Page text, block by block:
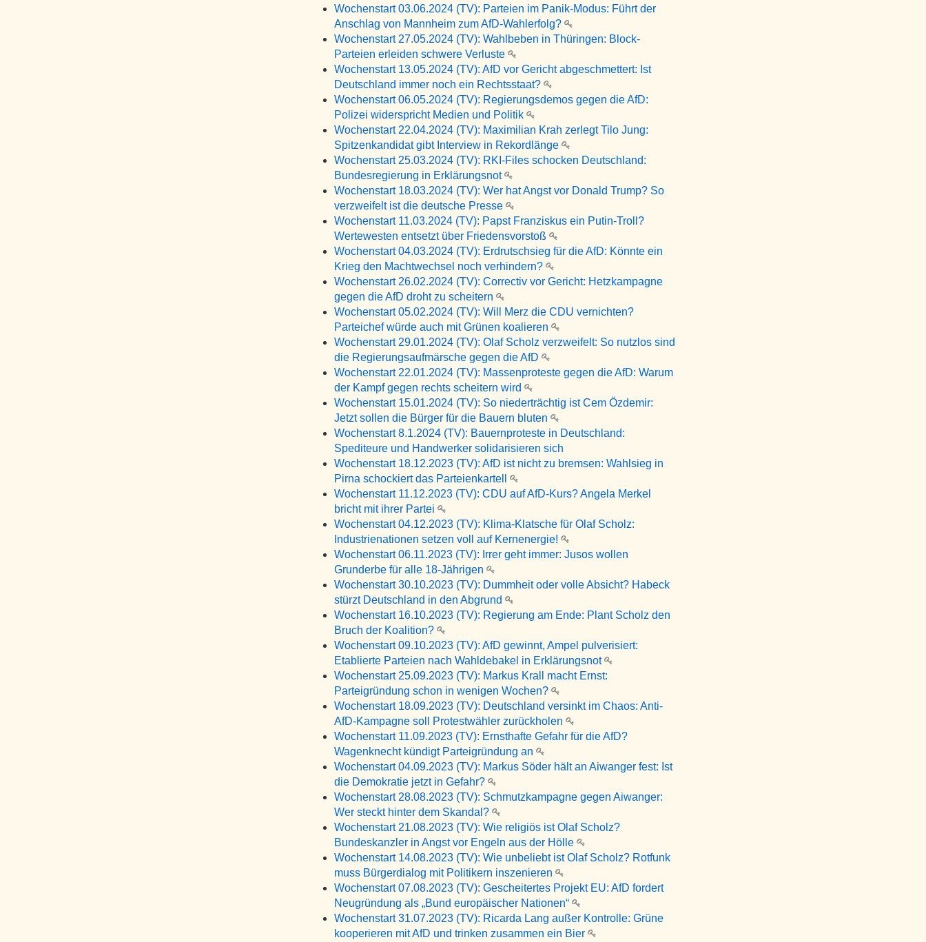
Wochenstart 03.06.2024 (TV): Parteien im Panik-Modus: Führt der
Anschlag von Mannheim zum AfD-Wahlerfolg?
Wochenstart 27.05.2024 (TV): Wahlbeben in Thüringen: Block-
Parteien erleiden schwere Verluste
Wochenstart 13.05.2024 (TV): AfD vor Gericht abgeschmettert: Ist
Deutschland immer noch ein Rechtsstaat?
Wochenstart 06.05.2024 (TV): Regierungsdemos gegen die AfD:
Polizei widerspricht Medien und Politik
Wochenstart 22.04.2024 (TV): Maximilian Krah zerlegt Tilo Jung:
Spitzenkandidat gibt Interview in Rekordlänge
Wochenstart 25.03.2024 (TV): RKI-Files schocken Deutschland:
Bundesregierung in Erklärungsnot
Wochenstart 18.03.2024 (TV): Wer hat Angst vor Donald Trump? So
verzweifelt ist die deutsche Presse
Wochenstart 11.03.2024 (TV): Papst Franziskus ein Putin-Troll?
Wertewesten entsetzt über Friedensvorstoß
Wochenstart 04.03.2024 (TV): Erdrutschsieg für die AfD: Könnte ein
Krieg den Machtwechsel noch verhindern?
Wochenstart 26.02.2024 (TV): Correctiv vor Gericht: Hetzkampagne
gegen die AfD droht zu scheitern
Wochenstart 05.02.2024 (TV): Will Merz die CDU vernichten?
Parteichef würde auch mit Grünen koalieren
Wochenstart 29.01.2024 (TV): Olaf Scholz verzweifelt: So nutzlos sind
die Regierungsaufmärsche gegen die AfD
Wochenstart 22.01.2024 (TV): Massenproteste gegen die AfD: Warum
der Kampf gegen rechts scheitern wird
Wochenstart 15.01.2024 (TV): So niederträchtig ist Cem Özdemir:
Jetzt sollen die Bürger für die Bauern bluten
Wochenstart 8.1.2024 (TV): Bauernproteste in Deutschland:
Spediteure und Handwerker solidarisieren sich
Wochenstart 18.12.2023 (TV): AfD ist nicht zu bremsen: Wahlsieg in
Pirna schockiert das Parteienkartell
Wochenstart 11.12.2023 (TV): CDU auf AfD-Kurs? Angela Merkel
bricht mit ihrer Partei
Wochenstart 04.12.2023 (TV): Klima-Klatsche für Olaf Scholz:
Industrienationen setzen voll auf Kernenergie!
Wochenstart 06.11.2023 (TV): Irrer geht immer: Jusos wollen
Grunderbe für alle 18-Jährigen
Wochenstart 30.10.2023 (TV): Dummheit oder volle Absicht? Habeck
stürzt Deutschland in den Abgrund
Wochenstart 16.10.2023 (TV): Regierung am Ende: Plant Scholz den
Bruch der Koalition?
Wochenstart 09.10.2023 (TV): AfD gewinnt, Ampel pulverisiert:
Etablierte Parteien nach Wahldebakel in Erklärungsnot
Wochenstart 25.09.2023 (TV): Markus Krall macht Ernst:
Parteigründung schon in wenigen Wochen?
Wochenstart 18.09.2023 (TV): Deutschland versinkt im Chaos: Anti-
AfD-Kampagne soll Protestwähler zurückholen
Wochenstart 11.09.2023 (TV): Ernsthafte Gefahr für die AfD?
Wagenknecht kündigt Parteigründung an
Wochenstart 04.09.2023 (TV): Markus Söder hält an Aiwanger fest: Ist
die Demokratie jetzt in Gefahr?
Wochenstart 28.08.2023 (TV): Schmutzkampagne gegen Aiwanger:
Wer steckt hinter dem Skandal?
Wochenstart 21.08.2023 (TV): Wie religiös ist Olaf Scholz?
Bundeskanzler in Angst vor Engeln aus der Hölle
Wochenstart 14.08.2023 (TV): Wie unbeliebt ist Olaf Scholz? Rotfunk
muss Bürgerdialog mit Politikern inszenieren
Wochenstart 07.08.2023 (TV): Gescheitertes Projekt EU: AfD fordert
Neugründung als „Bund europäischer Nationen“
Wochenstart 31.07.2023 (TV): Ricarda Lang außer Kontrolle: Grüne
kooperieren mit AfD und trinken zusammen ein Bier